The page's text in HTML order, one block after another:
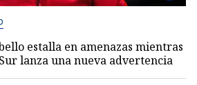
estalla en amenazas mientras
lanza una nueva advertencia